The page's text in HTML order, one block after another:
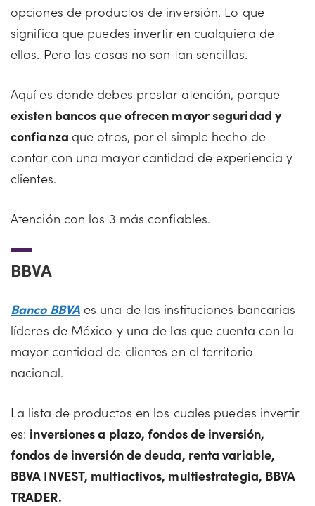
opciones de productos de inversión. Lo que
significa que puedes invertir en cualquiera de
ellos. Pero las cosas no son tan sencillas.
Aquí es donde debes prestar atención, porque
existen bancos que ofrecen mayor seguridad y
confianza que otros, por el simple hecho de
contar con una mayor cantidad de experiencia y
clientes.
Atención con los 3 más confiables.
BBVA
Banco BBVAes una de las instituciones bancarias
líderes de México y una de las que cuenta con la
mayor cantidad de clientes en el territorio
nacional.
La lista de productos en los cuales puedes invertir
es: inversiones a plazo, fondos de inversión,
fondos de inversión de deuda, renta variable,
BBVA INVEST, multiactivos, multiestrategia, BBVA
TRADER.